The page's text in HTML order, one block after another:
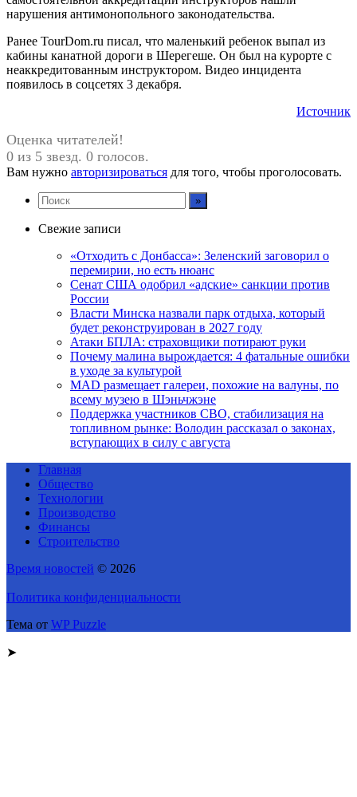
нарушения антимонопольного законодательства.
Ранее TourDom.ru писал, что маленький ребенок выпал из
кабины канатной дороги в Шерегеше. Он был на курорте с
неаккредитованным инструктором. Видео инцидента
появилось в соцсетях 3 декабря.
Источник
Оценка читателей!
0 из 5 звезд. 0 голосов.
Вам нужно авторизироваться для того, чтобы проголосовать.
Свежие записи
«Отходить с Донбасса»: Зеленский заговорил о
перемирии, но есть нюанс
Сенат США одобрил «адские» санкции против
России
Власти Минска назвали парк отдыха, который
будет реконструирован в 2027 году
Атаки БПЛА: страховщики потирают руки
Почему малина вырождается: 4 фатальные ошибки
в уходе за культурой
MAD размещает галереи, похожие на валуны, по
всему музею в Шэньчжэне
Поддержка участников СВО, стабилизация на
топливном рынке: Володин рассказал о законах,
вступающих в силу с августа
Главная
Общество
Технологии
Производство
Финансы
Строительство
Время новостей © 2026
Политика конфиденциальности
Тема от WP Puzzle
➤